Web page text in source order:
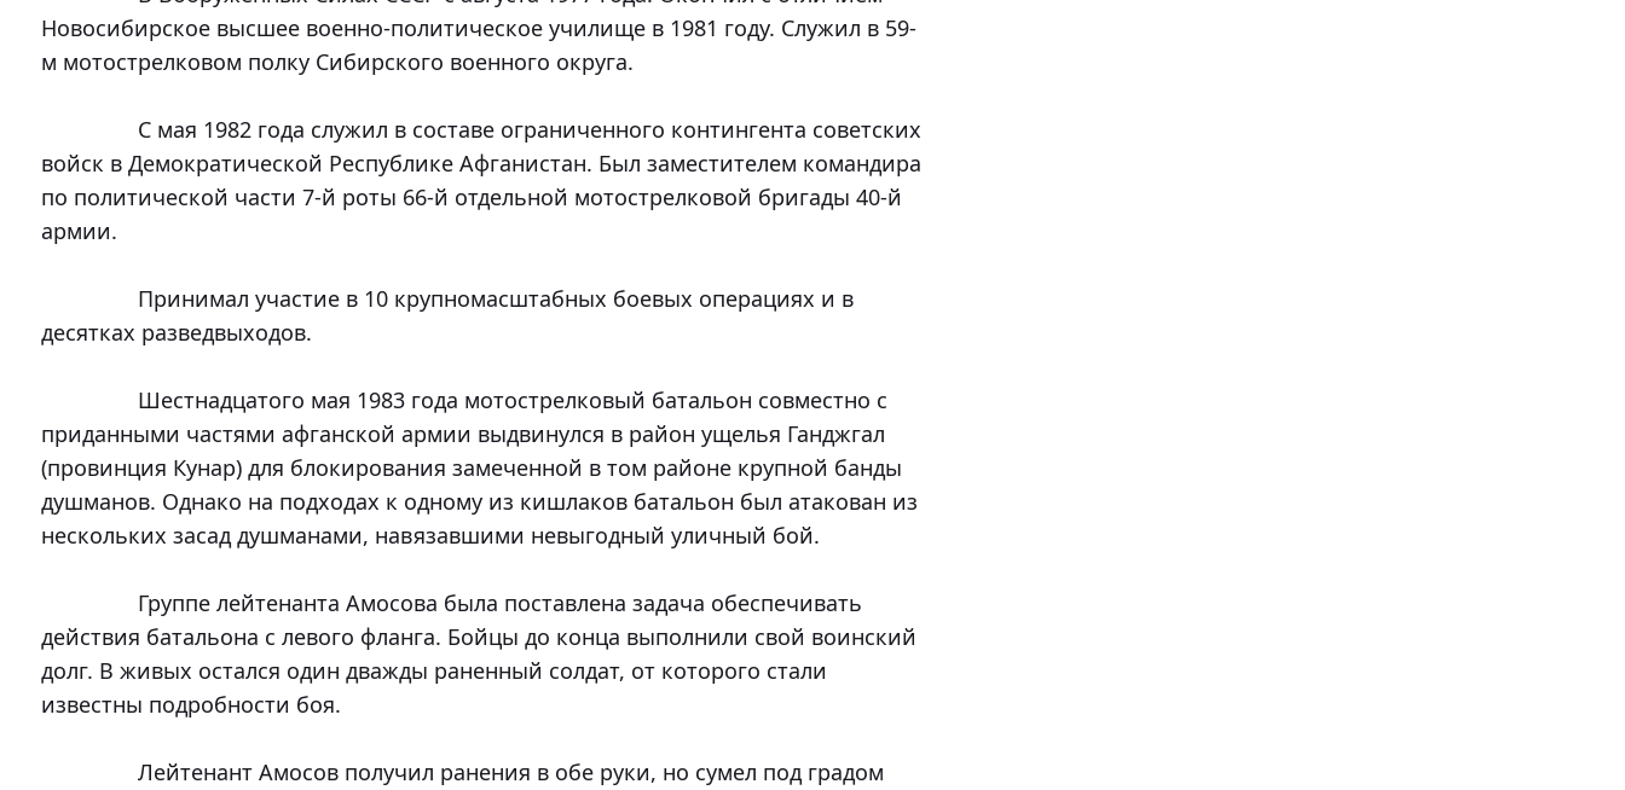
Новосибирское высшее военно-политическое училище в 1981 году. Служил в 59-
м мотострелковом полку Сибирского военного округа.
войск в Демократической Республике Афганистан. Был заместителем командира
по политической части 7-й роты 66-й отдельной мотострелковой бригады 40-й
армии.
десятках разведвыходов.
приданными частями афганской армии выдвинулся в район ущелья Ганджгал
(провинция Кунар) для блокирования замеченной в том районе крупной банды
душманов. Однако на подходах к одному из кишлаков батальон был атакован из
нескольких засад душманами, навязавшими невыгодный уличный бой.
действия батальона с левого фланга. Бойцы до конца выполнили свой воинский
долг. В живых остался один дважды раненный солдат, от которого стали
известны подробности боя.